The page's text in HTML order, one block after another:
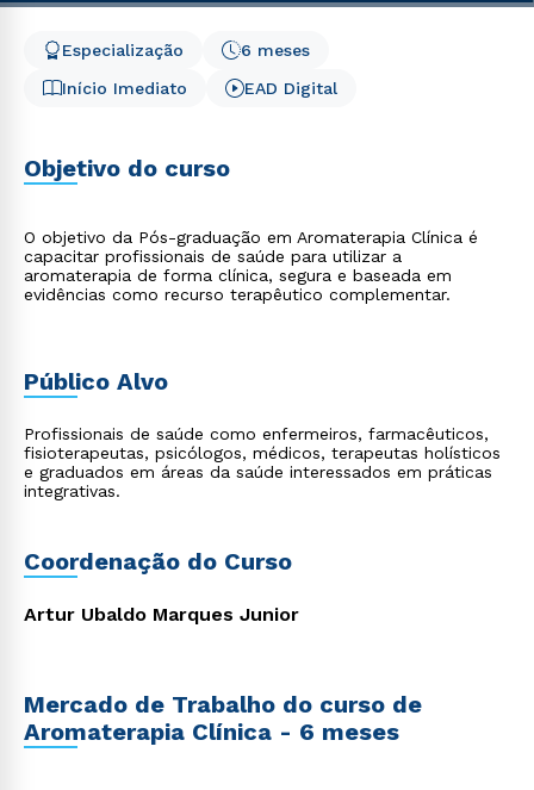
Início Imediato
6 meses
Especialização
EAD Digital
Objetivo do curso
O objetivo da Pós-graduação em Aromaterapia Clínica é
capacitar profissionais de saúde para utilizar a
aromaterapia de forma clínica, segura e baseada em
evidências como recurso terapêutico complementar.
Público Alvo
Profissionais de saúde como enfermeiros, farmacêuticos,
fisioterapeutas, psicólogos, médicos, terapeutas holísticos
e graduados em áreas da saúde interessados em práticas
integrativas.
Coordenação do Curso
Artur Ubaldo Marques Junior
Mercado de Trabalho do curso de
Aromaterapia Clínica - 6 meses